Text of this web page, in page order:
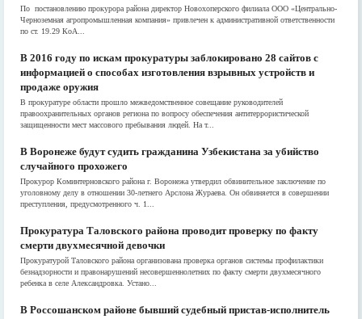
По постановлению прокурора района директор Новохоперского филиала ООО «Центрально-
Черноземная агропромышленная компания» привлечен к административной ответственности
по ст. 19.29 КоА...
В 2016 году по искам прокуратуры заблокировано 28 сайтов с
информацией о способах изготовления взрывных устройств и
продаже оружия
В прокуратуре области прошло межведомственное совещание руководителей
правоохранительных органов региона по вопросу обеспечения антитеррористической
защищенности мест массового пребывания людей. На т...
В Воронеже будут судить гражданина Узбекистана за убийство
случайного прохожего
Прокурор Коминтерновского района г. Воронежа утвердил обвинительное заключение по
уголовному делу в отношении 30-летнего Арслона Жураева. Он обвиняется в совершении
преступления, предусмотренного ч. 1...
Прокуратура Таловского района проводит проверку по факту
смерти двухмесячной девочки
Прокуратурой Таловского района организована проверка органов системы профилактики
безнадзорности и правонарушений несовершеннолетних по факту смерти двухмесячного
ребенка в селе Александровка. Устано...
В Россошанском районе бывший судебный пристав-исполнитель